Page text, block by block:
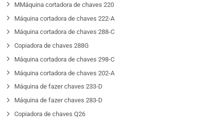
MMáquina cortadora de chaves 220
Máquina cortadora de chaves 222-A
Máquina cortadora de chaves 288-C
Copiadora de chaves 288G
Máquina cortadora de chaves 298-C
Máquina cortadora de chaves 202-A
Máquina de fazer chaves 233-D
Máquina de fazer chaves 283-D
Copiadora de chaves Q26